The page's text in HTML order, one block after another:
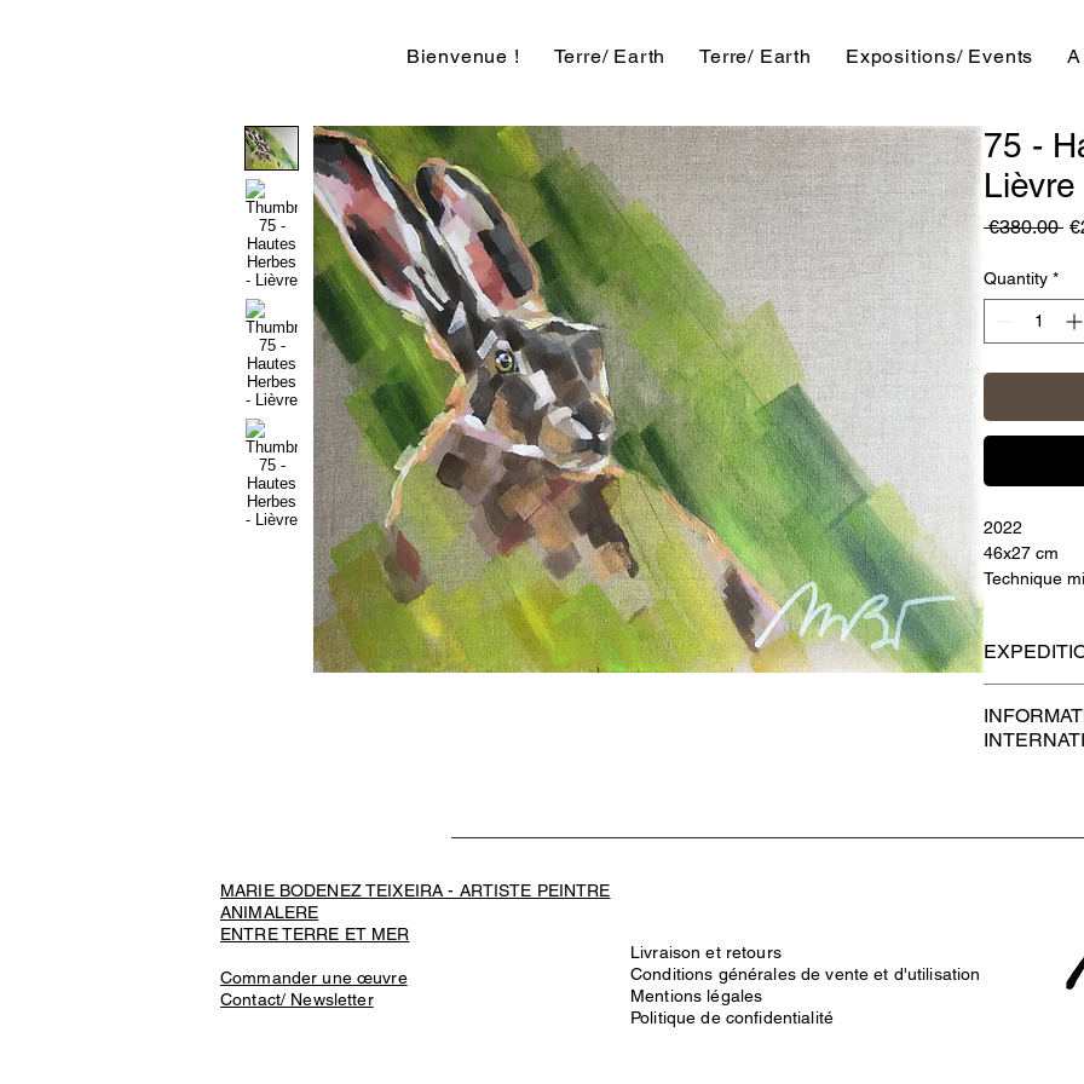
Bienvenue ! Terre/ Earth Terre/ Earth Expositions/ Events
75 -
Lièvre
€380.00
Quantity *
2022
46x27 cm
Technique
des œuvres
Toutes les
expédiées
Des frais
achats
Le montant
dépend du
Tous les
MARIE BODENEZ TEIXEIRA - ARTISTE PEINTRE
ANIMALERE
ENTRE TERRE ET MER
Commander une œuvre
Contact/ Newsletter
Livraison et retours
Conditions générales de vente et d'utilisation
Mentions légales
Politique de confidentialité